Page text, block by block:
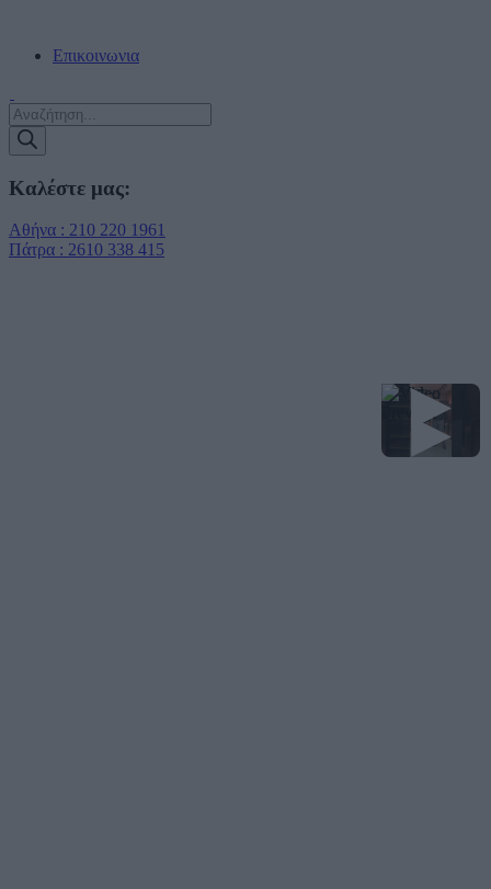
Επικοινωνια
Products
search
Καλέστε μας:
Αθήνα : 210 220 1961
Πάτρα : 2610 338 415
▶
▶
▶